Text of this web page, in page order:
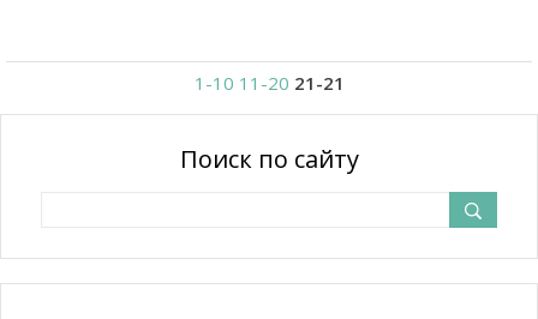
1-10 11-20 21-21
Поиск по сайту